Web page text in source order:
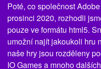
Poté, co společnost
prosinci 2020, rozhodli
pouze ve formátu html5.
umožní najít jakoukoli hru
naše hry jsou rozděleny
IO Games a mnoho